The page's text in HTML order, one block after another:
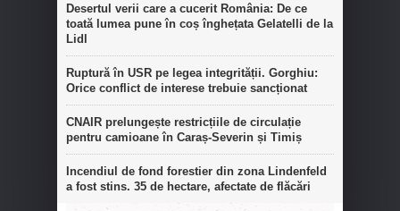
Desertul verii care a cucerit România: De ce
toată lumea pune în coș înghețata Gelatelli de la
Lidl
Ruptură în USR pe legea integrității. Gorghiu:
Orice conflict de interese trebuie sancționat
CNAIR prelungește restricțiile de circulație
pentru camioane în Caraș-Severin și Timiș
Incendiul de fond forestier din zona Lindenfeld
a fost stins. 35 de hectare, afectate de flăcări